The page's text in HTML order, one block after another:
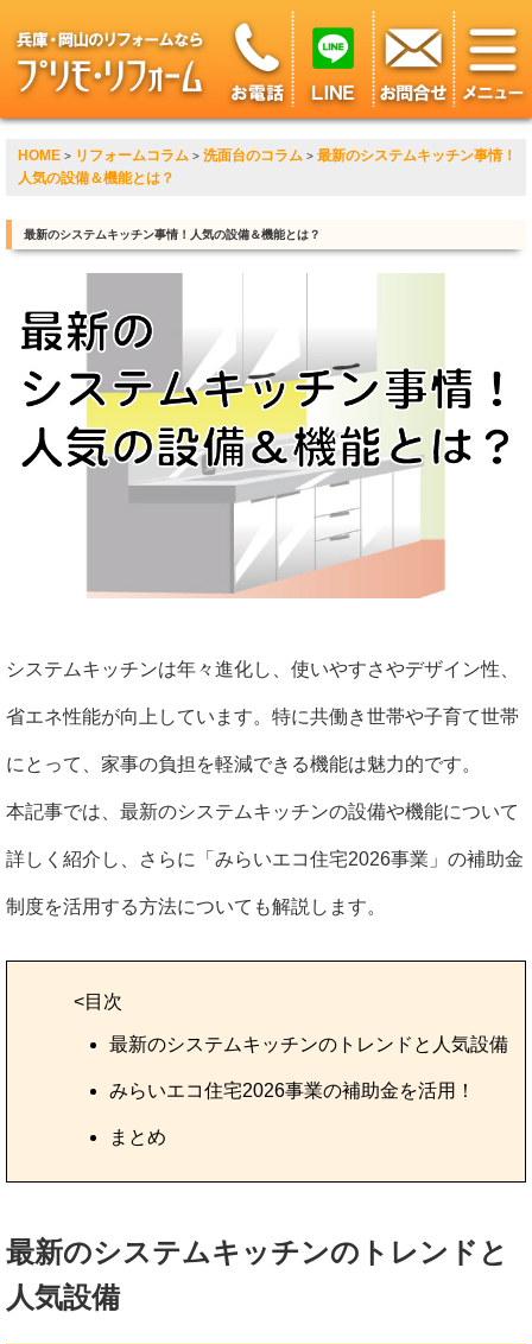
HOME > リフォームコラム > 洗面台のコラム > 最新のシステムキッチン事情！
人気の設備＆機能とは？
最新のシステムキッチン事情！人気の設備＆機能とは？
システムキッチンは年々進化し、使いやすさやデザイン性、
省エネ性能が向上しています。特に共働き世帯や子育て世帯
にとって、家事の負担を軽減できる機能は魅力的です。
本記事では、最新のシステムキッチンの設備や機能について
詳しく紹介し、さらに「みらいエコ住宅2026事業」の補助金
制度を活用する方法についても解説します。
<目次
最新のシステムキッチンのトレンドと人気設備
みらいエコ住宅2026事業の補助金を活用！
まとめ
最新のシステムキッチンのトレンドと
人気設備